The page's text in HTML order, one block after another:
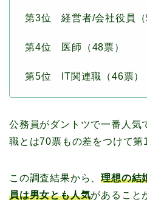
第3位 経営者/会社役員（
第4位 医師（48票）
第5位 IT関連職（46票）
公務員がダントツで一番人気
職とは70票もの差をつけて第
この調査結果から、理想の結
員は男女とも人気があること